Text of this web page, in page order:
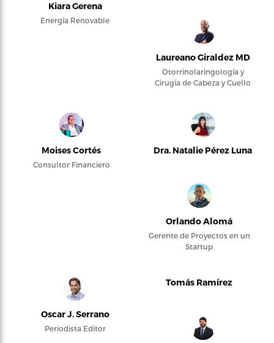
Kiara Gerena
Energía Renovable
Laureano Giraldez MD
Otorrinolaringología y
Cirugía de Cabeza y Cuello
Moises Cortés
Consultor Financiero
Dra. Natalie Pérez Luna
Orlando Alomá
Gerente de Proyectos en un
Startup
Oscar J. Serrano
Periodista Editor
Tomás Ramírez